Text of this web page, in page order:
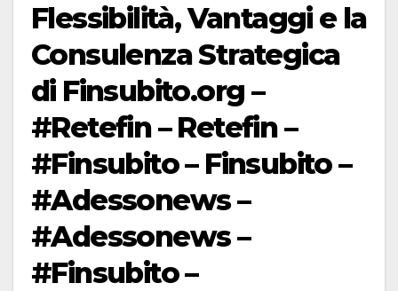
Flessibilità, Vantaggi e la
Consulenza Strategica
di Finsubito.org –
#Retefin – Retefin –
#Finsubito – Finsubito –
#Adessonews –
#Adessonews –
#Finsubito –